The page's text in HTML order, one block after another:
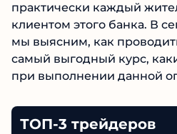
практически каждый
клиентом этого банка. В
мы выясним, как
самый выгодный курс,
при выполнении данной
ТОП-3 трейдеров